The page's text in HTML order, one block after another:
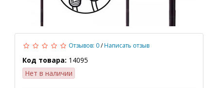
Отзывов: 0/Написать отзыв
Код товара: 14095
Нет в наличии